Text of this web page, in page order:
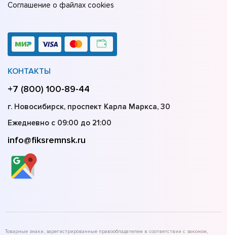
Соглашение о файлах cookies
КОНТАКТЫ
+7 (800) 100-89-44
г. Новосибирск, проспект Карла Маркса, 30
Ежедневно с 09:00 до 21:00
info@fiksremnsk.ru
Товарные знаки, зарегистрированные правообладателем в соответствии с законом,